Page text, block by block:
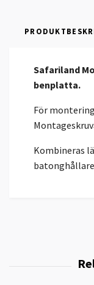
Safariland
benplatta.
För
Kombineras